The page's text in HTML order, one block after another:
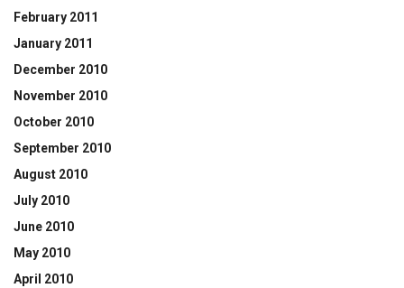
February 2011
January 2011
December 2010
November 2010
October 2010
September 2010
August 2010
July 2010
June 2010
May 2010
April 2010